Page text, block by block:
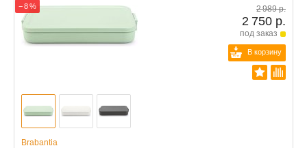
− 8 % 2 989 р.
2 750 р.
под заказ
В корзину
Brabantia